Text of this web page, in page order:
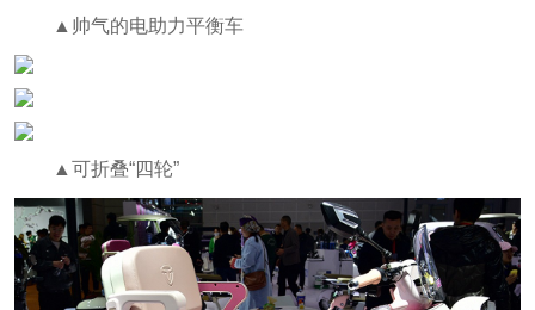
▲帅气的电助力平衡车
▲可折叠“四轮”